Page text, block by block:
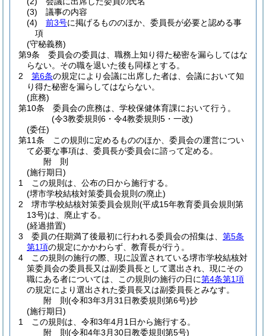
(3)
議事の内容
(4)
前3号に掲げるもののほか、委員長が必要と認める事
項
(守秘義務)
第9条
委員会の委員は、職務上知り得た秘密を漏らしてはな
らない。 その職を退いた後も同様とする。
2
第6条の規定により会議に出席した者は、会議において知
り得た秘密を漏らしてはならない。
(庶務)
第10条
委員会の庶務は、学校保健体育課において行う。
(令3教委規則6・令4教委規則5・一改)
(委任)
第11条
この規則に定めるもののほか、委員会の運営につい
て必要な事項は、委員長が委員会に諮って定める。
附 則
(施行期日)
1
この規則は、公布の日から施行する。
(堺市学校結核対策委員会規則の廃止)
2
堺市学校結核対策委員会規則 (平成15年教育委員会規則第
13号)は、廃止する。
(経過措置)
3
委員の任期満了後最初に行われる委員会の招集は、 第5条
第1項の規定にかかわらず、教育長が行う。
4
この規則の施行の際、現に設置されている堺市学校結核対
策委員会の委員長又は副委員長として選出され、現にその
職にある者については、この規則の施行の日に第4条第1項
の規定により選出された委員長又は副委員長とみなす。
附 則(令和3年3月31日教委規則第6号)抄
(施行期日)
1
この規則は、令和3年4月1日から施行する。
附 則(令和4年3月30日教委規則第5号)